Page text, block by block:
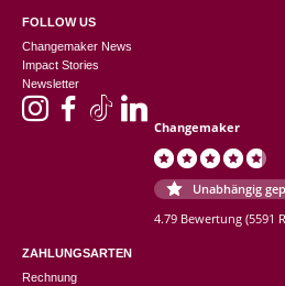
FOLLOW US
Changemaker News
Impact Stories
Newsletter
Changemaker
Unabhängig
4.79 Bewertung (5591
ZAHLUNGSARTEN
Rechnung